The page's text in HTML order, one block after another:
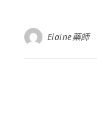
Elaine藥師